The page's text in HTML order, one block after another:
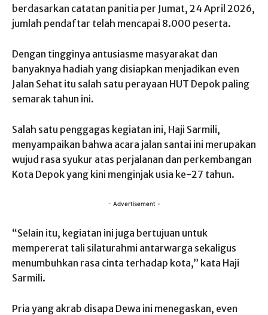
berdasarkan catatan panitia per Jumat, 24 April 2026,
jumlah pendaftar telah mencapai 8.000 peserta.
Dengan tingginya antusiasme masyarakat dan
banyaknya hadiah yang disiapkan menjadikan even
Jalan Sehat itu salah satu perayaan HUT Depok paling
semarak tahun ini.
Salah satu penggagas kegiatan ini, Haji Sarmili,
menyampaikan bahwa acara jalan santai ini merupakan
wujud rasa syukur atas perjalanan dan perkembangan
Kota Depok yang kini menginjak usia ke-27 tahun.
- Advertisement -
“Selain itu, kegiatan ini juga bertujuan untuk
mempererat tali silaturahmi antarwarga sekaligus
menumbuhkan rasa cinta terhadap kota,” kata Haji
Sarmili.
Pria yang akrab disapa Dewa ini menegaskan, even